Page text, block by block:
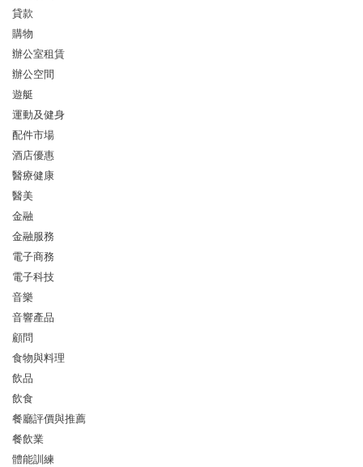
貸款
購物
辦公室租賃
辦公空間
遊艇
運動及健身
配件市場
酒店優惠
醫療健康
醫美
金融
金融服務
電子商務
電子科技
音樂
音響產品
顧問
食物與料理
飲品
飲食
餐廳評價與推薦
餐飲業
體能訓練